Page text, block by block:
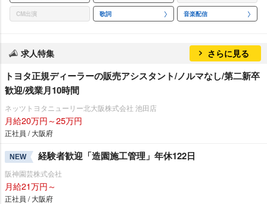
CM出演 歌詞 音楽配信
求人特集 さらに見る
トヨタ正規ディーラーの販売アシスタント/ノルマなし/第二新卒
歓迎/残業月10時間
ネッツトヨタニューリー北大阪株式会社 池田店
月給20万円～25万円
正社員 / 大阪府
NEW 経験者歓迎「造園施工管理」年休122日
阪神園芸株式会社
月給21万円～
正社員 / 大阪府